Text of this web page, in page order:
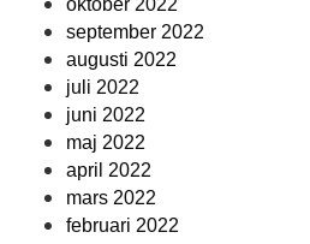
oktober 2022
september 2022
augusti 2022
juli 2022
juni 2022
maj 2022
april 2022
mars 2022
februari 2022